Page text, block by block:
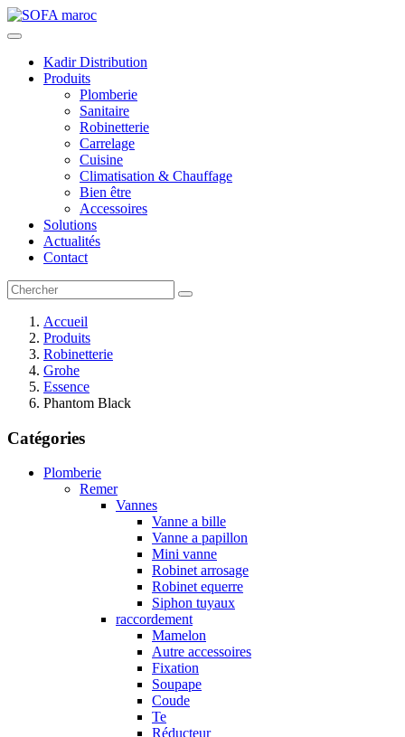
Kadir Distribution
Produits
Plomberie
Sanitaire
Robinetterie
Carrelage
Cuisine
Climatisation & Chauffage
Bien être
Accessoires
Solutions
Actualités
Contact
Accueil
Produits
Robinetterie
Grohe
Essence
Phantom Black
Catégories
Plomberie
Remer
Vannes
Vanne a bille
Vanne a papillon
Mini vanne
Robinet arrosage
Robinet equerre
Siphon tuyaux
raccordement
Mamelon
Autre accessoires
Fixation
Soupape
Coude
Te
Réducteur